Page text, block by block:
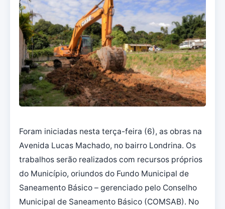
Foram iniciadas nesta terça-feira (6), as obras na
Avenida Lucas Machado, no bairro Londrina. Os
trabalhos serão realizados com recursos próprios
do Município, oriundos do Fundo Municipal de
Saneamento Básico – gerenciado pelo Conselho
Municipal de Saneamento Básico (COMSAB). No